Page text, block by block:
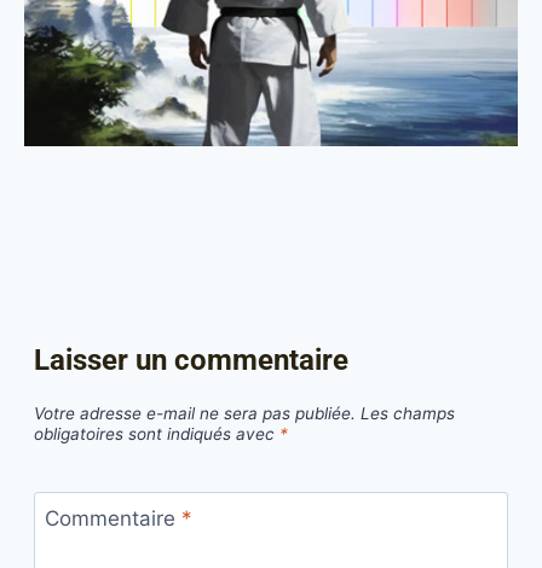
Laisser un commentaire
Votre adresse e-mail ne sera pas publiée. Les champs
obligatoires sont indiqués avec *
Commentaire *